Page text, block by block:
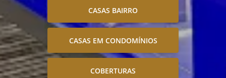
CASAS BAIRRO
CASAS EM CONDOMÍNIOS
COBERTURAS